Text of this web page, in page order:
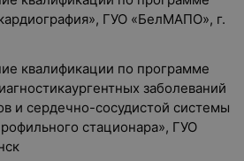
ГУО «БелМАПО», г.
квалификации по программе
заболеваний
и сердечно-сосудистой системы
стационара», ГУО